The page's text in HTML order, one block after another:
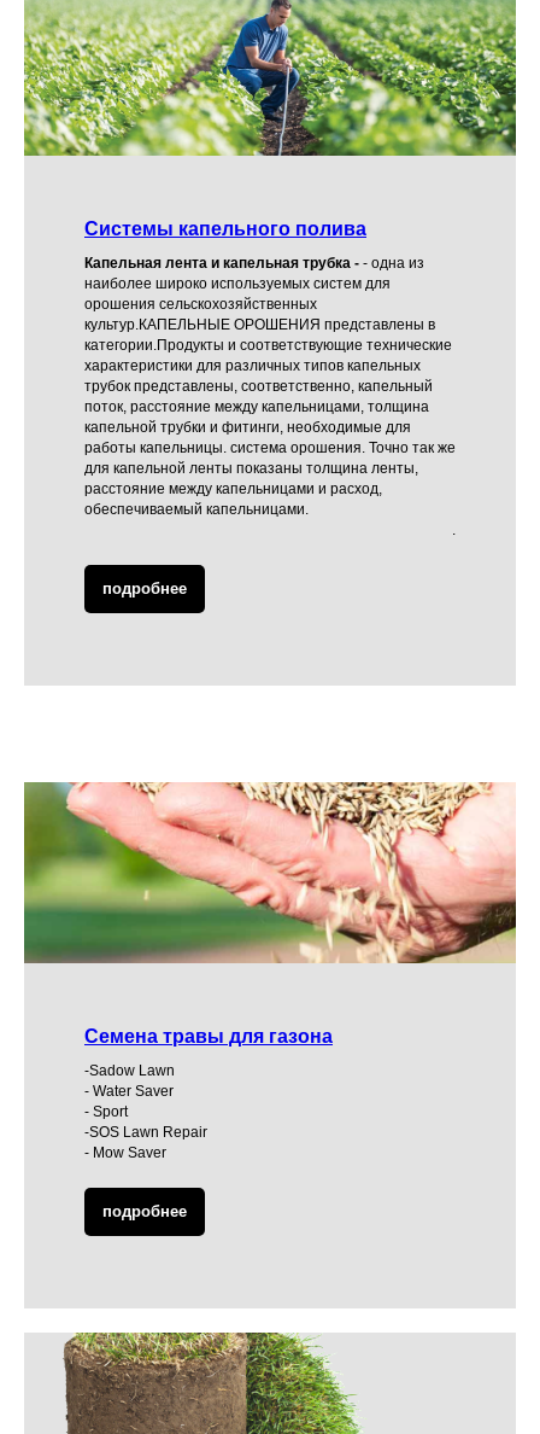
Системы капельного полива
Капельная лента и капельная трубка - - одна из
наиболее широко используемых систем для
орошения сельскохозяйственных
культур.КАПЕЛЬНЫЕ ОРОШЕНИЯ представлены в
категории.Продукты и соответствующие технические
характеристики для различных типов капельных
трубок представлены, соответственно, капельный
поток, расстояние между капельницами, толщина
капельной трубки и фитинги, необходимые для
работы капельницы. система орошения. Точно так же
для капельной ленты показаны толщина ленты,
расстояние между капельницами и расход,
обеспечиваемый капельницами.
.
подробнее
Семена травы для газона
-Sadow Lawn
- Water Saver
- Sport
-SOS Lawn Repair
- Mow Saver
подробнее